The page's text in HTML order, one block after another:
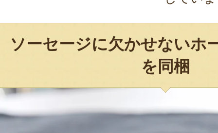
ソーセージに欠かせないホ
を同梱